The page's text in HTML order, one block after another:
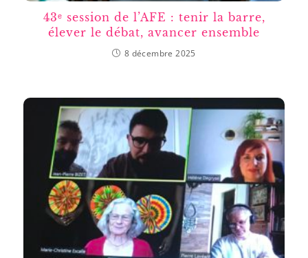
43ᵉ session de l’AFE : tenir la barre,
élever le débat, avancer ensemble
8 décembre 2025